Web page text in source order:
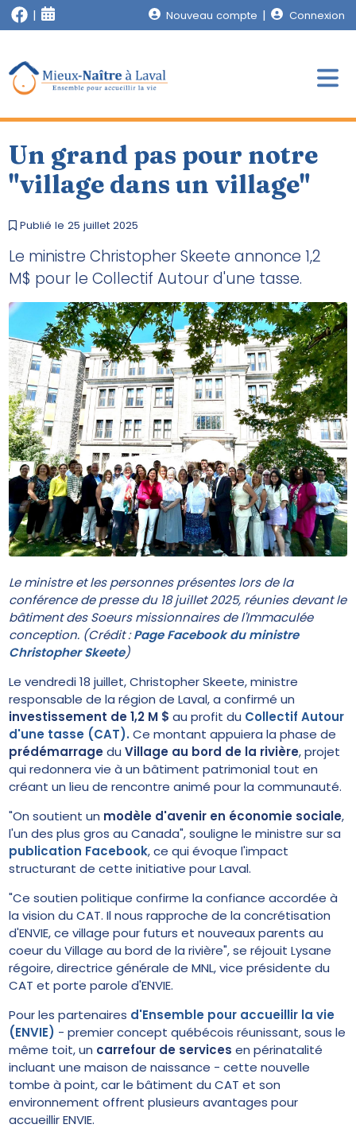
Nouveau compte Connexion
Un grand pas pour notre
"village dans un village"
Publié le 25 juillet 2025
Le ministre Christopher Skeete annonce 1,2
M$ pour le Collectif Autour d'une tasse.
Le ministre et les personnes présentes lors de la
conférence de presse du 18 juillet 2025, réunies devant le
bâtiment des Soeurs missionnaires de l'Immaculée
conception. (Crédit :Page Facebook du ministre
Christopher Skeete)
Le vendredi 18 juillet, Christopher Skeete, ministre
responsable de la région de Laval, a confirmé un
investissement de 1,2 M $ au profit du Collectif Autour
d'une tasse (CAT).Ce montant appuiera la phase de
prédémarrageduVillage au bord de la rivière, projet
qui redonnera vie à un bâtiment patrimonial tout en
créant un lieu de rencontre animé pour la communauté.
"On soutient un modèle d'avenir en économie sociale,
l'un des plus gros au Canada", souligne le ministre sur sa
publication Facebook, ce qui évoque l'impact
structurant de cette initiative pour Laval.
"Ce soutien politique confirme la confiance accordée à
la vision du CAT. Il nous rapproche de la concrétisation
d'ENVIE, ce village pour futurs et nouveaux parents au
coeur du Village au bord de la rivière", se réjouit Lysane
régoire, directrice générale de MNL, vice présidente du
CAT et porte parole d'ENVIE.
Pour les partenaires d'Ensemble pour accueillir la vie
(ENVIE) - premier concept québécois réunissant, sous le
même toit, un carrefour de services en périnatalité
incluant une maison de naissance - cette nouvelle
tombe à point, car le bâtiment du CAT et son
environnement offrent plusieurs avantages pour
accueillir ENVIE.